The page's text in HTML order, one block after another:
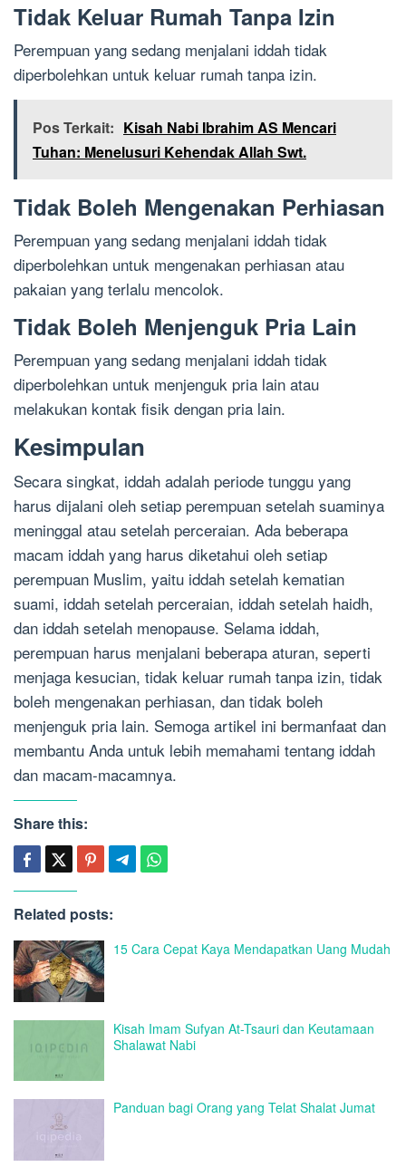
Tidak Keluar Rumah Tanpa Izin
Perempuan yang sedang menjalani iddah tidak
diperbolehkan untuk keluar rumah tanpa izin.
Pos Terkait: Kisah Nabi Ibrahim AS Mencari
Tuhan: Menelusuri Kehendak Allah Swt.
Tidak Boleh Mengenakan Perhiasan
Perempuan yang sedang menjalani iddah tidak
diperbolehkan untuk mengenakan perhiasan atau
pakaian yang terlalu mencolok.
Tidak Boleh Menjenguk Pria Lain
Perempuan yang sedang menjalani iddah tidak
diperbolehkan untuk menjenguk pria lain atau
melakukan kontak fisik dengan pria lain.
Kesimpulan
Secara singkat, iddah adalah periode tunggu yang
harus dijalani oleh setiap perempuan setelah suaminya
meninggal atau setelah perceraian. Ada beberapa
macam iddah yang harus diketahui oleh setiap
perempuan Muslim, yaitu iddah setelah kematian
suami, iddah setelah perceraian, iddah setelah haidh,
dan iddah setelah menopause. Selama iddah,
perempuan harus menjalani beberapa aturan, seperti
menjaga kesucian, tidak keluar rumah tanpa izin, tidak
boleh mengenakan perhiasan, dan tidak boleh
menjenguk pria lain. Semoga artikel ini bermanfaat dan
membantu Anda untuk lebih memahami tentang iddah
dan macam-macamnya.
Share this:
Related posts:
15 Cara Cepat Kaya Mendapatkan Uang Mudah
Kisah Imam Sufyan At-Tsauri dan Keutamaan
Shalawat Nabi
Panduan bagi Orang yang Telat Shalat Jumat